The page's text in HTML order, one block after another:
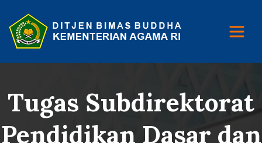
Tugas Subdirektorat
Pendidikan Dasar dan